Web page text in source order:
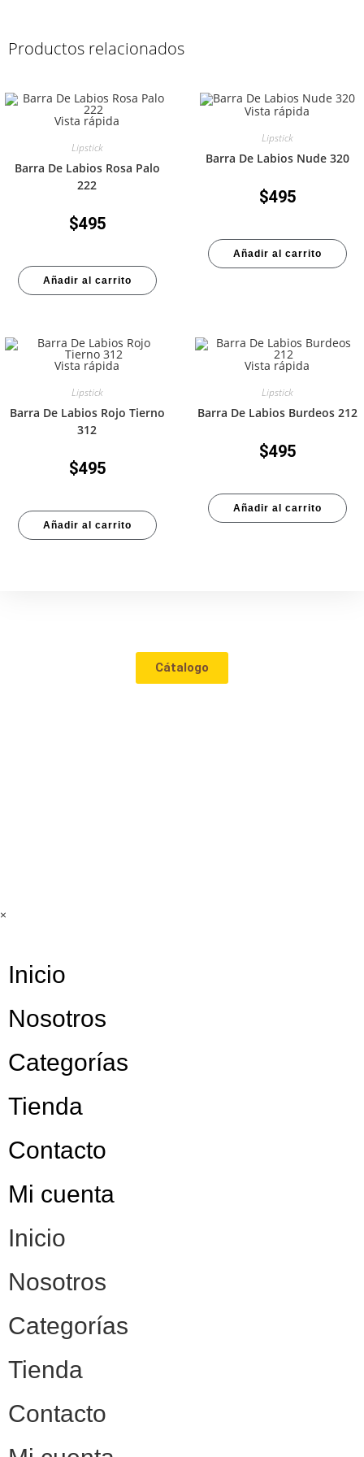
Productos relacionados
Vista rápida
Lipstick
Barra De Labios Rosa Palo
222
$495
Añadir al carrito
Vista rápida
Lipstick
Barra De Labios Nude 320
$495
Añadir al carrito
Vista rápida
Lipstick
Barra De Labios Rojo Tierno
312
$495
Añadir al carrito
Vista rápida
Lipstick
Barra De Labios Burdeos 212
$495
Añadir al carrito
Cátalogo
×
Inicio
Nosotros
Categorías
Tienda
Contacto
Mi cuenta
Inicio
Nosotros
Categorías
Tienda
Contacto